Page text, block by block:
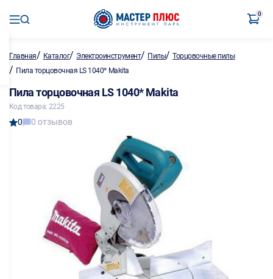
0
Главная/ Каталог/ Электроинструмент/ Пилы/Торцовочные пилы
/ Пила торцовочная LS 1040* Makita
Пила торцовочная LS 1040* Makita
Код товара: 2225
0 0 отзывов